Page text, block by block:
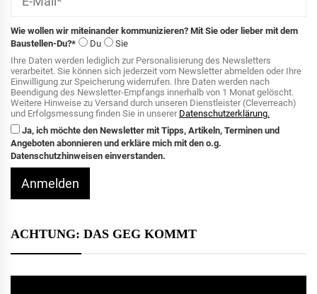
Wie wollen wir miteinander kommunizieren? Mit Sie oder lieber mit dem
Baustellen-Du?*
Du
Sie
Ihre Daten werden lediglich zur Personalisierung des Newsletters
verarbeitet. Sie können sich jederzeit vom Newsletter abmelden oder Ihre
Einwilligung zur Speicherung widerrufen. Ihre Daten werden nach
Beendigung des Newsletter-Empfangs innerhalb von 1 Monat gelöscht.
Weitere Hinweise zu Versand durch unseren Dienstleister (Cleverreach)
und Erfolgsmessung finden Sie in unserer Datenschutzerklärung.
Ja, ich möchte den Newsletter mit Tipps, Artikeln, Terminen und
Angeboten abonnieren und erkläre mich mit den o.g.
Datenschutzhinweisen einverstanden.
Anmelden
ACHTUNG: DAS GEG KOMMT